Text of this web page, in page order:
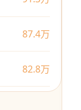
87.4万
82.8万